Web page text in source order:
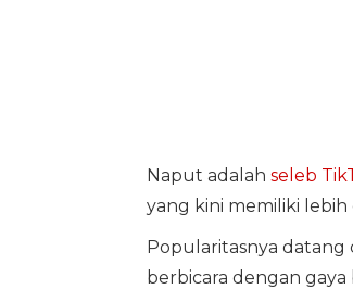
Naput adalah seleb
yang kini memiliki
Popularitasnya datang
berbicara dengan gaya